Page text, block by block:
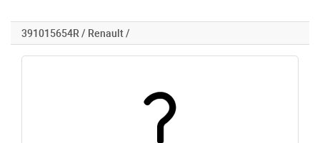
391015654R / Renault /